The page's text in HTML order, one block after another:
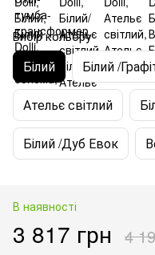
Вибір кольору
Білий Білий /
Ательє світлий
Білий /Дуб Евок
В наявності
3 817 грн 4